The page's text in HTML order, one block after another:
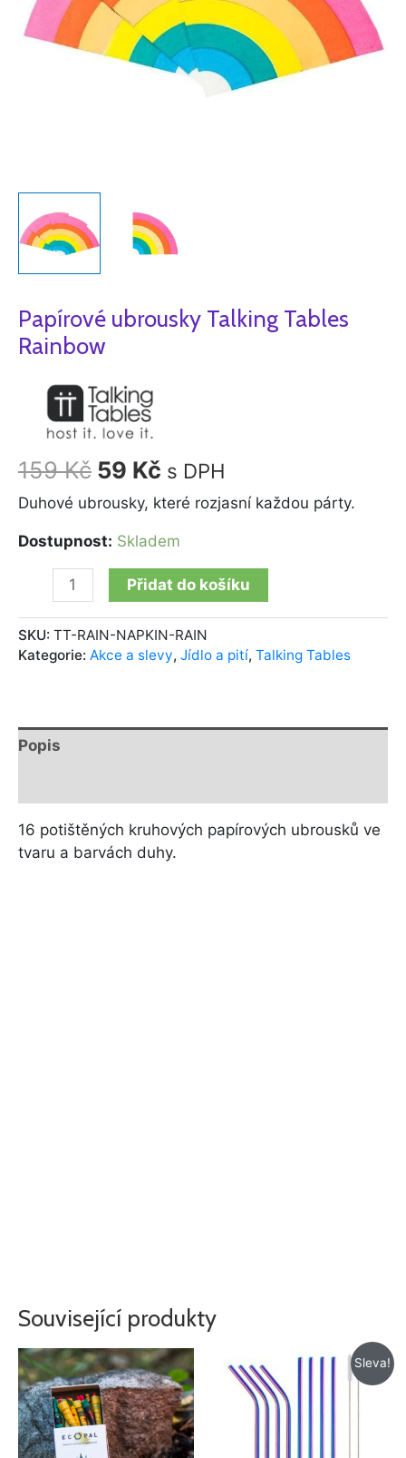
Papírové ubrousky Talking Tables
Rainbow
159Kč 59 Kč s DPH
Duhové ubrousky, které rozjasní každou párty.
Dostupnost: Skladem
Přidat do košíku
SKU: TT-RAIN-NAPKIN-RAIN
Kategorie: Akce a slevy, Jídlo a pití, Talking Tables
Popis
16 potištěných kruhových papírových ubrousků ve
tvaru a barvách duhy.
Související produkty
Sleva!
Původní
byla:
199 Kč.
Aktuální
cena